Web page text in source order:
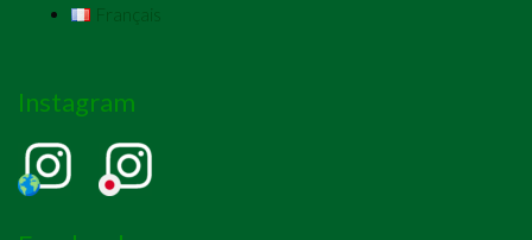
Français
Instagram